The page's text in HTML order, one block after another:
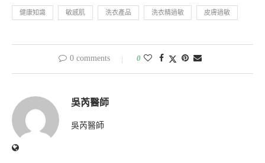
健康知識 敏感肌 洗衣產品 洗衣精過敏 皮膚過敏
0 comments 0
吳芮醫師
吳芮醫師